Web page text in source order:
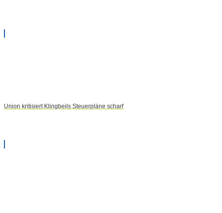
Union kritisiert Klingbeils Steuerpläne scharf